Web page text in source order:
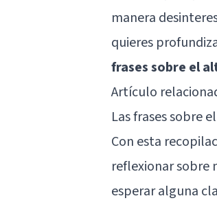
manera
quieres
frases sobre el
Artículo
Las frases sobre
Con esta
reflexionar sobre
esperar alguna